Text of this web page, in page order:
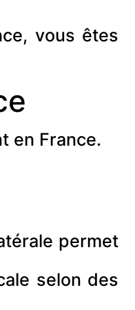
vous êtes
en France.
permet
selon des